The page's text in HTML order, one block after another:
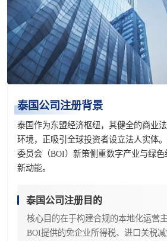
泰国公司注册背景
泰国作为东盟经济枢纽，其健全的商业
环境，正吸引全球投资者设立法人实体
委员会（BOI）新策侧重数字产业与绿
新动能。
泰国公司注册目的
核心目的在于构建合规的本地化运营
BOI提供的免企业所得税、进口关税减